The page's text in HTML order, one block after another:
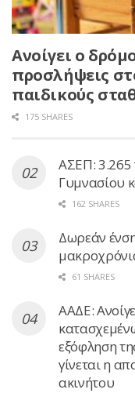
Ανοίγει ο
προσλήψεις
παιδικούς
175 SHARES
ΑΣΕΠ: 3.265
Γυμνασίου
162 SHARES
Δωρεάν
61 SHARES
ΑΑΔΕ:
εξόφληση
γίνεται η
ακινήτου